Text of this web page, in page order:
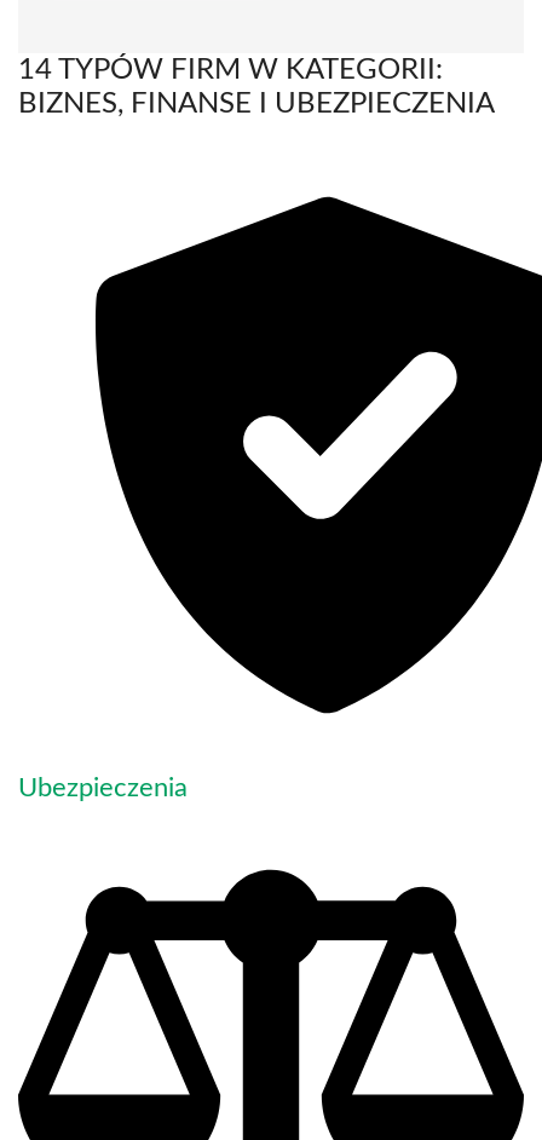
14 TYPÓW FIRM W KATEGORII:
BIZNES, FINANSE I UBEZPIECZENIA
Ubezpieczenia